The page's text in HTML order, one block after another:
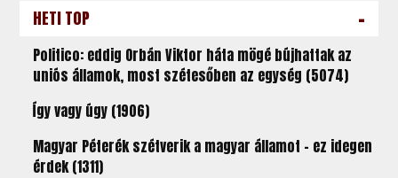
HETI TOP -
Politico: eddig Orbán Viktor háta mögé bújhattak az
uniós államok, most szétesőben az egység (5074)
Így vagy úgy (1906)
Magyar Péterék szétverik a magyar államot – ez idegen
érdek (1311)